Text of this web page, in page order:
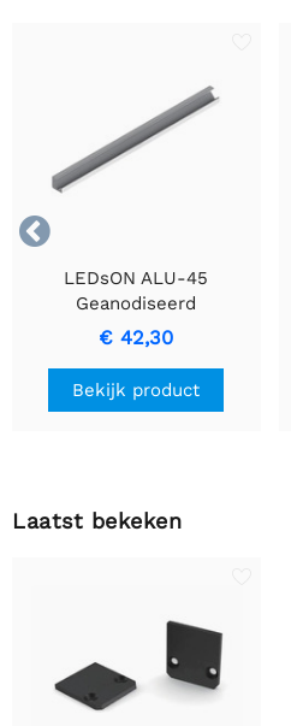

LEDsON ALU-45
Geanodiseerd
Aluminiumprofiel voor
LED-strips
€ 42,30
Bekijk product
Laatst bekeken